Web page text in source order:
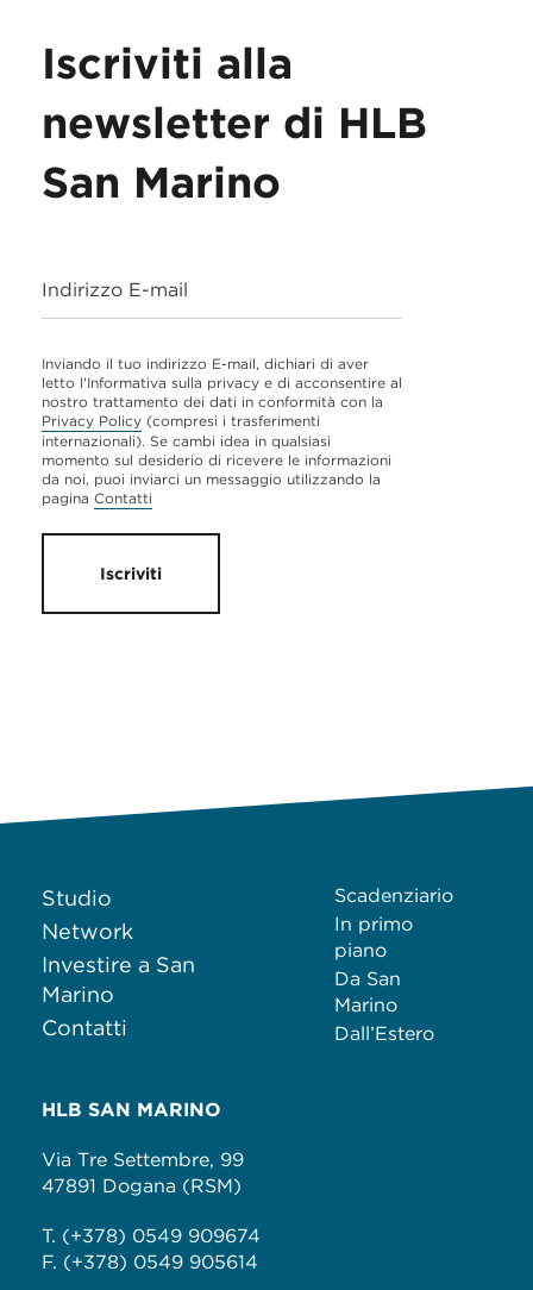
Iscriviti alla
newsletter di HLB
San Marino
Indirizzo E-mail
Inviando il tuo indirizzo E-mail, dichiari di aver
letto l'Informativa sulla privacy e di acconsentire al
nostro trattamento dei dati in conformità con la
Privacy Policy (compresi i trasferimenti
internazionali). Se cambi idea in qualsiasi
momento sul desiderio di ricevere le informazioni
da noi, puoi inviarci un messaggio utilizzando la
pagina Contatti
Iscriviti
Studio
Network
Investire a San
Marino
Contatti
Scadenziario
In primo
piano
Da San
Marino
Dall’Estero
HLB SAN MARINO
Via Tre Settembre, 99
47891 Dogana (RSM)
T. (+378) 0549 909674
F. (+378) 0549 905614